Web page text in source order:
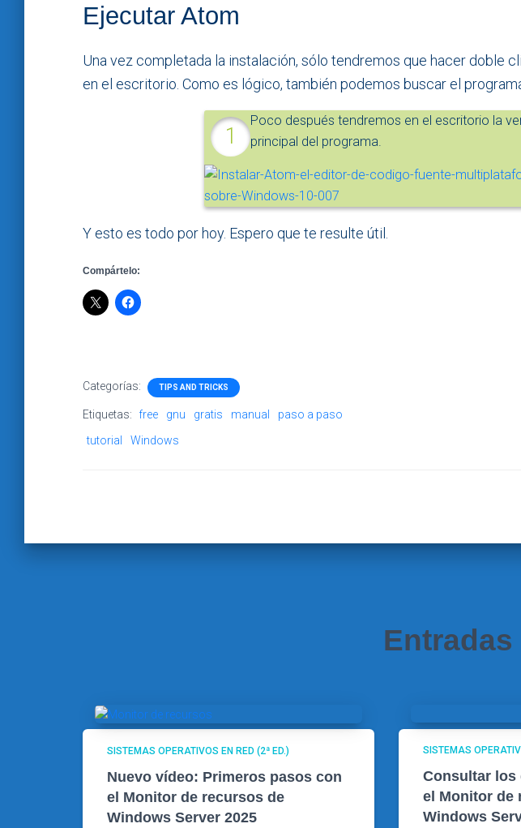
Ejecutar Atom
Una vez completada la instalación, sólo tendremos que hacer doble
en el escritorio. Como es lógico, también podemos buscar el
Poco después tendremos en el escritorio la
principal del programa.
Y esto es todo por hoy. Espero que te resulte útil.
Compártelo:
Categorías: TIPS AND TRICKS
Etiquetas: free gnu gratis manual
paso a paso
tutorial
Windows
SISTEMAS OPERATIVOS EN RED (2ª ED.)
Nuevo vídeo: Primeros pasos con
el Monitor de recursos de
Windows Server 2025
SISTEMAS
Consultar los
el Monitor de
Windows